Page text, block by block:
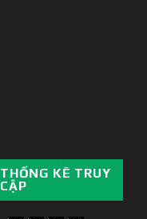
THỐNG KÊ TRUY
CẬP